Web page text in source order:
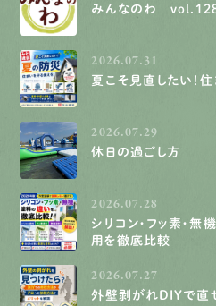
みんなのわ
2026.07.31
夏こそ見直したい！
2026.07.29
休日の過ごし方
2026.07.28
シリコン・フッ素・無
用を徹底比較
2026.07.27
外壁剥がれDIYで直